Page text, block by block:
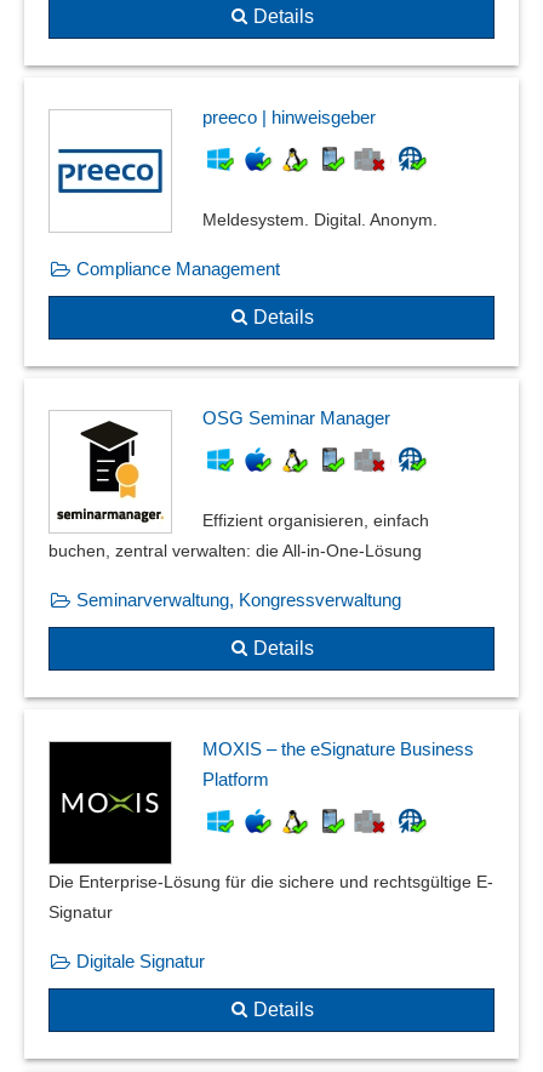
Details
preeco | hinweisgeber
Meldesystem. Digital. Anonym.
Compliance Management
Details
OSG Seminar Manager
Effizient organisieren, einfach
buchen, zentral verwalten: die All-in-One-Lösung
Seminarverwaltung, Kongressverwaltung
Details
MOXIS – the eSignature Business
Platform
Die Enterprise-Lösung für die sichere und rechtsgültige E-
Signatur
Digitale Signatur
Details